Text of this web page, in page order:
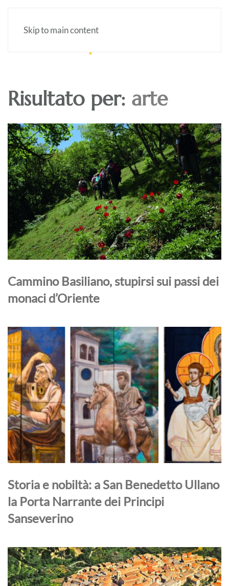
Skip to main content
Risultato per: arte
Cammino Basiliano, stupirsi sui passi dei
monaci d’Oriente
Storia e nobiltà: a San Benedetto Ullano
la Porta Narrante dei Principi
Sanseverino